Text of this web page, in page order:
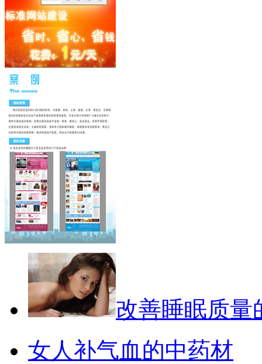
改善睡眠质量
女人补气血的中药材